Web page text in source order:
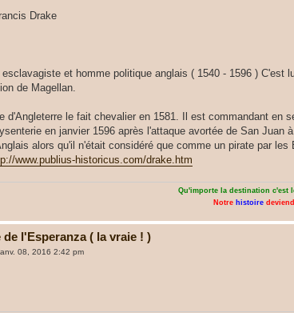
Drake
et homme politique anglais ( 1540 - 1596 )
de Magellan.
d'Angleterre le fait chevalier en 1581. Il est commandant en
en janvier 1596 après l'attaque avortée de San
alors qu'il n'était considéré que comme un pirate par
www.publius-historicus.com/drake.htm
Qu'importe la destination c'est
Notre histoire
de l'Esperanza ( la vraie ! )
08, 2016 2:42 pm